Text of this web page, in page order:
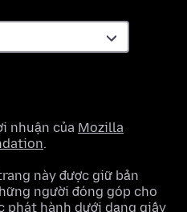
nhuận của Mozilla
.
này được giữ bản
người đóng góp cho
phát hành dưới dạng giấy